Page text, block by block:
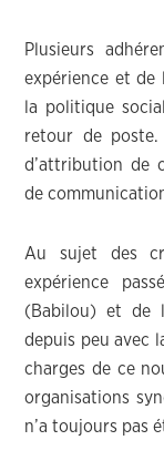
Plusieurs
expérience et de
la politique
retour de
d’attribution de
de
Au sujet des
expérience
(Babilou) et de
depuis peu avec
charges de ce
organisations
n’a toujours pas